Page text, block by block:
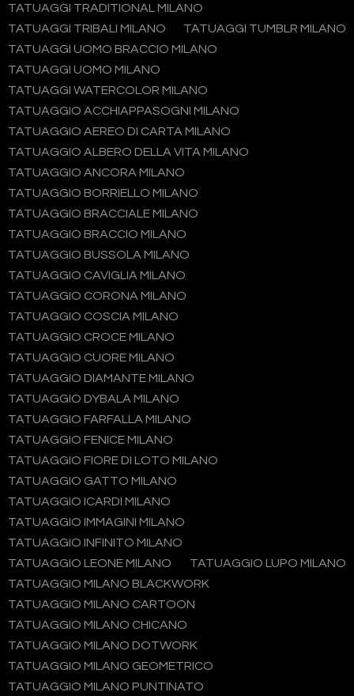
TATUAGGI TRADITIONAL MILANO
TATUAGGI TRIBALI MILANO
TATUAGGI TUMBLR MILANO
TATUAGGI UOMO BRACCIO MILANO
TATUAGGI UOMO MILANO
TATUAGGI WATERCOLOR MILANO
TATUAGGIO ACCHIAPPASOGNI MILANO
TATUAGGIO AEREO DI CARTA MILANO
TATUAGGIO ALBERO DELLA VITA MILANO
TATUAGGIO ANCORA MILANO
TATUAGGIO BORRIELLO MILANO
TATUAGGIO BRACCIALE MILANO
TATUAGGIO BRACCIO MILANO
TATUAGGIO BUSSOLA MILANO
TATUAGGIO CAVIGLIA MILANO
TATUAGGIO CORONA MILANO
TATUAGGIO COSCIA MILANO
TATUAGGIO CROCE MILANO
TATUAGGIO CUORE MILANO
TATUAGGIO DIAMANTE MILANO
TATUAGGIO DYBALA MILANO
TATUAGGIO FARFALLA MILANO
TATUAGGIO FENICE MILANO
TATUAGGIO FIORE DI LOTO MILANO
TATUAGGIO GATTO MILANO
TATUAGGIO ICARDI MILANO
TATUAGGIO IMMAGINI MILANO
TATUAGGIO INFINITO MILANO
TATUAGGIO LEONE MILANO
TATUAGGIO LUPO MILANO
TATUAGGIO MILANO BLACKWORK
TATUAGGIO MILANO CARTOON
TATUAGGIO MILANO CHICANO
TATUAGGIO MILANO DOTWORK
TATUAGGIO MILANO GEOMETRICO
TATUAGGIO MILANO PUNTINATO